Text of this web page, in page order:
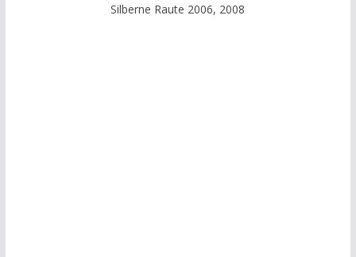
Silberne Raute 2006, 2008